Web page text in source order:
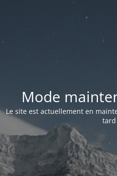
Mode
Le site est actuellement en
tard